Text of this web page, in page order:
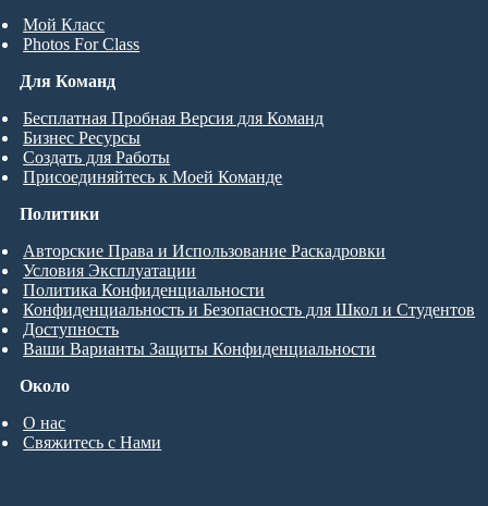
Мой Класс
Photos For Class
Для Команд
Бесплатная Пробная Версия для Команд
Бизнес Ресурсы
Создать для Работы
Присоединяйтесь к Моей Команде
Около
О нас
Свяжитесь с Нами
Политики
Авторские Права и Использование Раскадровки
Условия Эксплуатации
Политика Конфиденциальности
Конфиденциальность и Безопасность для Школ и Студентов
Доступность
Ваши Варианты Защиты Конфиденциальности